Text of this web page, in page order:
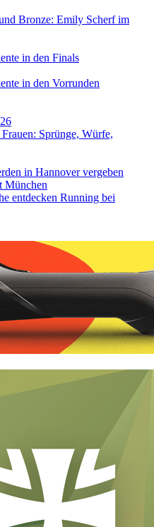
Bronze: Emily Scherf im
in den Finals
in den Vorrunden
Sprünge, Würfe,
in Hannover vergeben
München
entdecken Running bei